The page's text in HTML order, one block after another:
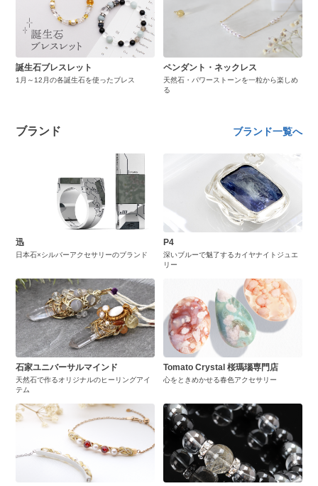
誕生石ブレスレット
1月～12月の各誕生石を使ったブレス
ペンダント・ネックレス
天然石・パワーストーンを一粒から楽しめ
る
ブランド ブランド一覧へ
迅
日本石×シルバーアクセサリーのブランド
P4
深いブルーで魅了するカイヤナイトジュエ
リー
石家ユニバーサルマインド
天然石で作るオリジナルのヒーリングアイ
テム
Tomato Crystal 桜瑪瑙専門店
心をときめかせる春色アクセサリー